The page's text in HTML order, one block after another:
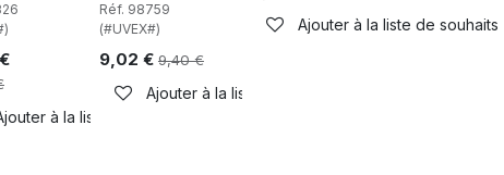
€
à la liste de souhaits
Réf. 98759
(#UVEX#)
9,02 € 9,40€
Ajouter à la liste de souhaits
Ajouter à la liste de souhaits